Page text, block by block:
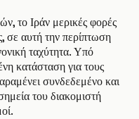
το Ιράν μερικές φορές
σε αυτή την περίπτωση
ταχύτητα. Υπό
κατάσταση για τους
συνδεδεμένο και
του διακομιστή